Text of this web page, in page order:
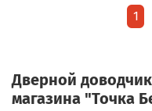
1
Дверной
магазина "Точка